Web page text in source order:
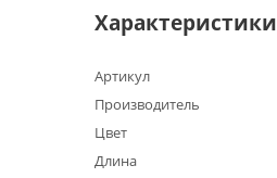
Характеристики
Артикул
Производитель
Цвет
Длина